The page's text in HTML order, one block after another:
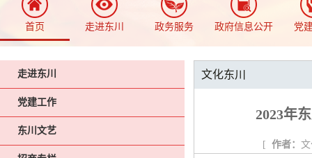
首页 走进东川 政务服务 政府信息公开 党
走进东川
党建工作
东川文艺
文化东川
2023年
[ 作者：